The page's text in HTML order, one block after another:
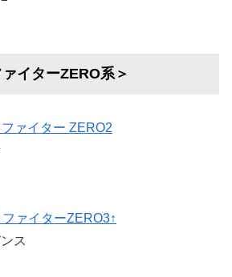
イターZERO系＞
ァイター ZERO2
ァイターZERO3↑
ス